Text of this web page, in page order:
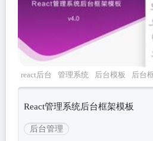
react后台 管理系统 后台模板 后台
React管理系统后台框架模板
后台管理